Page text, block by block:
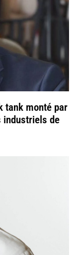
tank monté par
industriels de